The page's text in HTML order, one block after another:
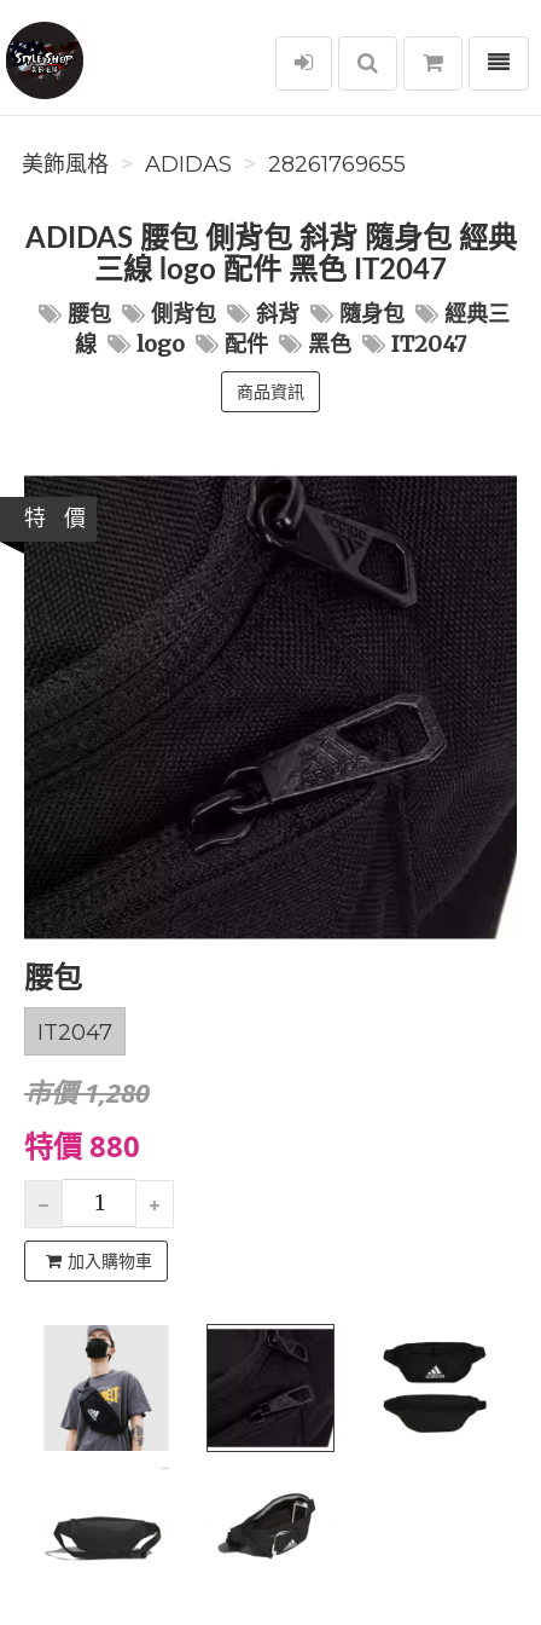
美飾風格
選單
美飾風格 ADIDAS 28261769655
ADIDAS 腰包 側背包 斜背 隨身包 經典
三線 logo 配件 黑色 IT2047
腰包 側背包 斜背 隨身包
經典三
線
logo 配件 黑色 IT2047
商品資訊
特 價
腰包
IT2047
市價 1,280
特價 880
加入購物車